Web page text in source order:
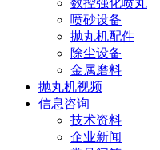
数控强化喷丸
喷砂设备
抛丸机配件
除尘设备
金属磨料
抛丸机视频
信息咨询
技术资料
企业新闻